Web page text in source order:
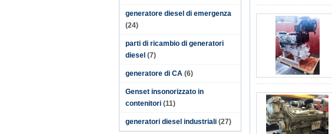
generatore diesel di emergenza
(24)
parti di ricambio di generatori
diesel (7)
generatore di CA (6)
Genset insonorizzato in
contenitori (11)
generatori diesel industriali (27)